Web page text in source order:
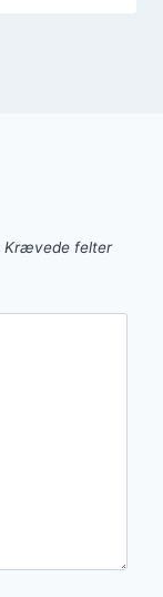
Krævede felter